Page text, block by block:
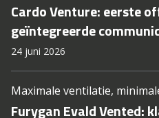
Cardo Venture: eerste
geïntegreerde
24 juni 2026
Maximale ventilatie,
Furygan Evald Vented: